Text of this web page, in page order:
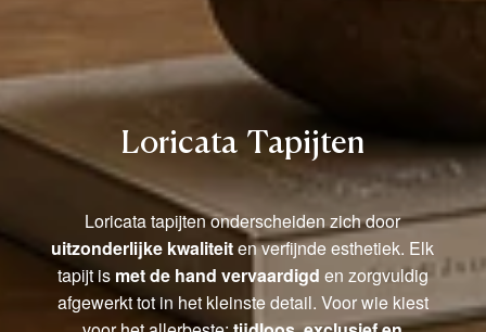
Loricata Tapijten
Loricata tapijten onderscheiden zich door
uitzonderlijke kwaliteiten verfijnde esthetiek. Elk
tapijt is met de hand vervaardigd en zorgvuldig
afgewerkt tot in het kleinste detail. Voor wie kiest